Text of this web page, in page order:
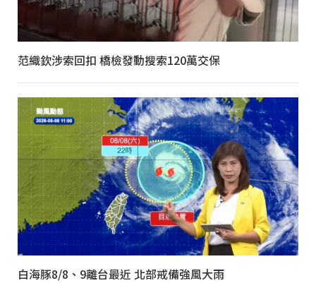
范織欽涉索回扣 橋檢發動搜索120萬交保
白海豚8/8、9離台最近 北部戒備強風大雨